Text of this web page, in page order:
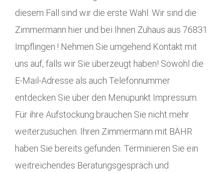
diesem Fall sind wir die erste Wahl. Wir sind die
Zimmermann hier und bei Ihnen Zuhaus aus 76831
Impflingen.! Nehmen Sie umgehend Kontakt mit
uns auf, falls wir Sie überzeugt haben! Sowohl die
E-Mail-Adresse als auch Telefonnummer
entdecken Sie über den Menüpunkt Impressum.
Für ihre Aufstockung brauchen Sie nicht mehr
weiterzusuchen. Ihren Zimmermann mit BÄHR
haben Sie bereits gefunden. Terminieren Sie ein
weitreichendes Beratungsgespräch und